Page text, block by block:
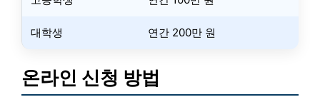
대학생 연간 200만 원
온라인 신청 방법